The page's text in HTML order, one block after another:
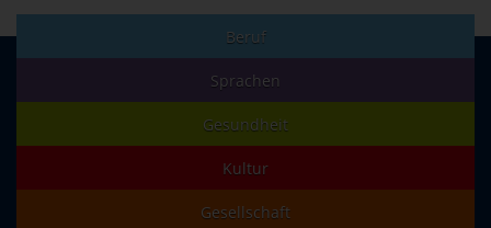
Beruf
Sprachen
Gesundheit
Kultur
Gesellschaft